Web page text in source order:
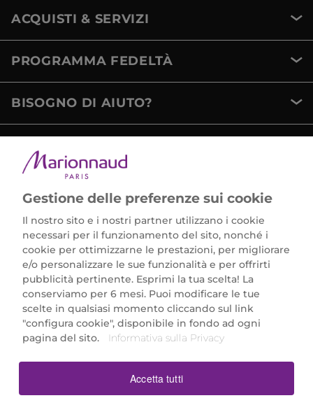
ACQUISTI & SERVIZI
PROGRAMMA FEDELTÀ
BISOGNO DI AIUTO?
Marionnaud Parfumeries Italia S.r.l.
Largo Fiera Milano 5, 20017 Rho (MI)
REA Milano 1650024 con P.IVA 13425220152.
SCARICA LA NOSTRA APP
Gestione delle preferenze sui cookie
Il nostro sito e i nostri partner utilizzano i cookie
necessari per il funzionamento del sito, nonché i
cookie per ottimizzarne le prestazioni, per migliorare
e/o personalizzare le sue funzionalità e per offrirti
pubblicità pertinente. Esprimi la tua scelta! La
conserviamo per 6 mesi. Puoi modificare le tue
scelte in qualsiasi momento cliccando sul link
"configura cookie", disponibile in fondo ad ogni
pagina del sito.
Informativa sulla Privacy
Accetta tutti